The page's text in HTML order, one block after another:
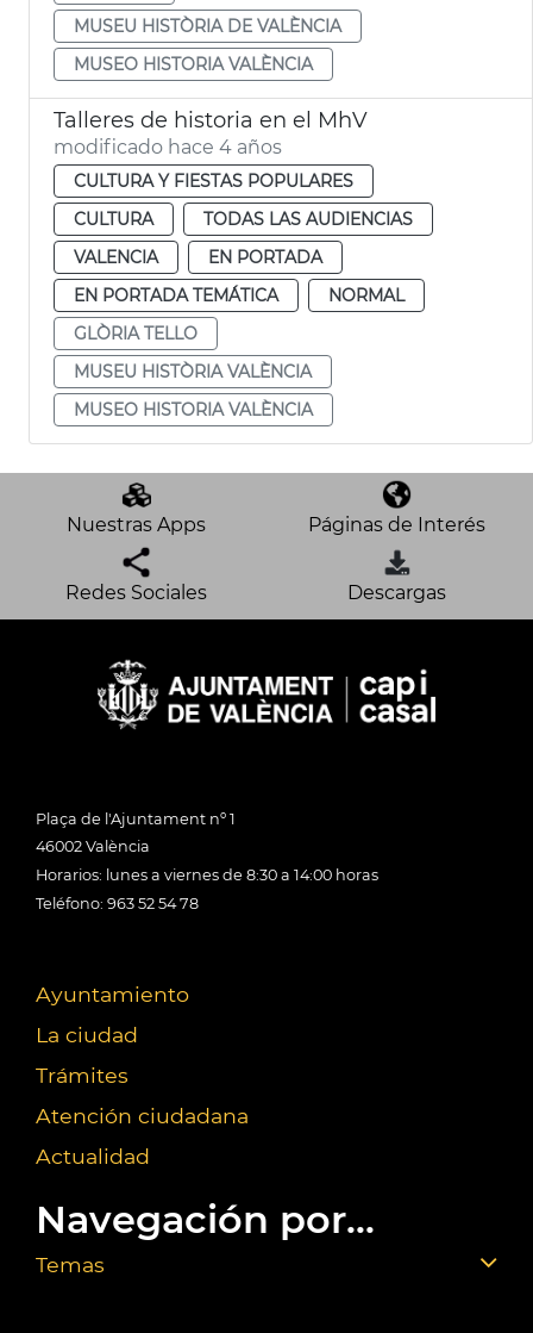
MUSEU HISTÒRIA DE VALÈNCIA
MUSEO HISTORIA VALÈNCIA
Talleres de historia en el MhV
modificado hace 4 años
CULTURA Y FIESTAS POPULARES
CULTURA
TODAS LAS AUDIENCIAS
VALENCIA
EN PORTADA
EN PORTADA TEMÁTICA
NORMAL
GLÒRIA TELLO
MUSEU HISTÒRIA VALÈNCIA
MUSEO HISTORIA VALÈNCIA
Nuestras Apps Páginas de Interés
Redes Sociales Descargas
Plaça de l'Ajuntament nº 1
46002 València
Horarios: lunes a viernes de 8:30 a 14:00 horas
Teléfono: 963 52 54 78
Ayuntamiento
La ciudad
Trámites
Atención ciudadana
Actualidad
Navegación por...
Temas